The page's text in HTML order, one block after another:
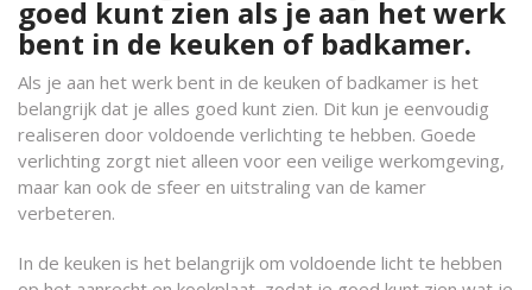
goed kunt zien als je aan het werk
bent in de keuken of badkamer.
Als je aan het werk bent in de keuken of badkamer is het
belangrijk dat je alles goed kunt zien. Dit kun je eenvoudig
realiseren door voldoende verlichting te hebben. Goede
verlichting zorgt niet alleen voor een veilige werkomgeving,
maar kan ook de sfeer en uitstraling van de kamer
verbeteren.
In de keuken is het belangrijk om voldoende licht te hebben